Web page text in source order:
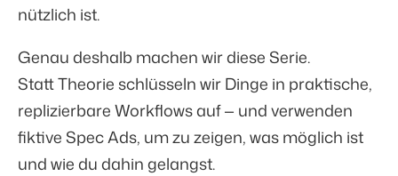
nützlich ist.
Genau deshalb machen wir diese Serie.
Statt Theorie schlüsseln wir Dinge in praktische,
replizierbare Workflows auf — und verwenden
fiktive Spec Ads, um zu zeigen, was möglich ist
und wie du dahin gelangst.